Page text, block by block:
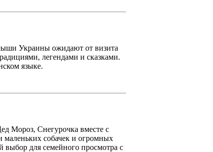
Украины ожидают от визита
легендами и сказками.
языке.
Мороз, Снегурочка вместе с
собачек и огромных
выбор для семейного просмотра с